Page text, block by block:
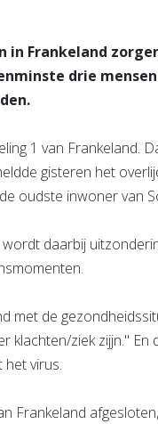
in Frankeland
drie
1 van Frankeland.
gisteren het
oudste inwoner van
daarbij
met de
klachten/ziek zijjn." En
het virus.
Frankeland